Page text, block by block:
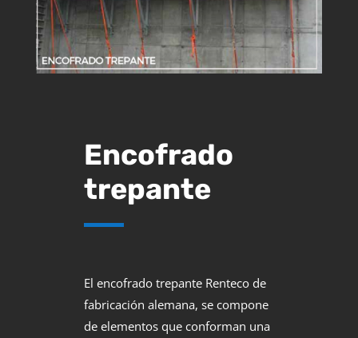
Encofrado
trepante
El encofrado trepante Renteco de
fabricación alemana, se compone
de elementos que conforman una